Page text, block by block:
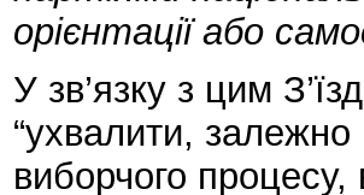
орієнтації або
У зв’язку з цим
“ухвалити, залежно
виборчого